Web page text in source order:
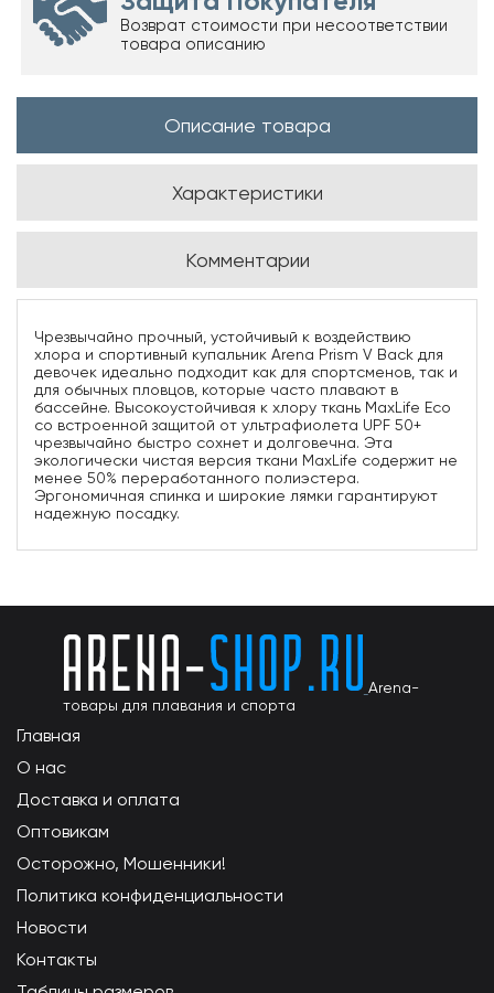
Возврат стоимости при несоответствии
товара описанию
Описание товара
Характеристики
Комментарии
Чрезвычайно прочный, устойчивый к воздействию
хлора и спортивный купальник Arena Prism V Back для
девочек идеально подходит как для спортсменов, так и
для обычных пловцов, которые часто плавают в
бассейне. Высокоустойчивая к хлору ткань MaxLife Eco
со встроенной защитой от ультрафиолета UPF 50+
чрезвычайно быстро сохнет и долговечна. Эта
экологически чистая версия ткани MaxLife содержит не
менее 50% переработанного полиэстера.
Эргономичная спинка и широкие лямки гарантируют
надежную посадку.
Arena-
товары для плавания и спорта
Главная
О нас
Доставка и оплата
Оптовикам
Осторожно, Мошенники!
Политика конфиденциальности
Новости
Контакты